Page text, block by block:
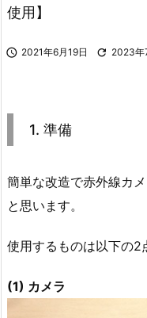
使用】
 2021年6月19日  2023年
1. 準備
簡単な改造で赤外線カ
と思います。
使用するものは以下の2
(1) カメラ